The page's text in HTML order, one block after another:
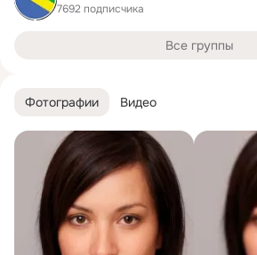
Фотографии Видео
7692 подписчика
Все группы